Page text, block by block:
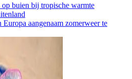
buien bij tropische warmte
Europa aangenaam zomerweer te